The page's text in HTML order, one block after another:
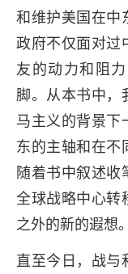
和维护美国在中
政府不仅面对过
友的动力和阻
脚。从本书中，
马主义的背景下
东的主轴和在不
随着书中叙述收
全球战略中心转
之外的新的遐想。
直至今日，战与